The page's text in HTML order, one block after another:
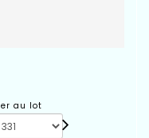
au lot